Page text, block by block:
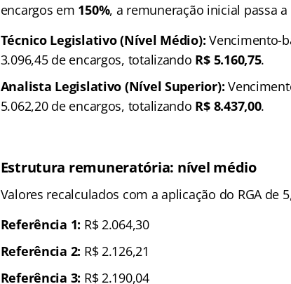
encargos em 150%, a remuneração inicial passa a
Técnico Legislativo (Nível Médio): Vencimento-
3.096,45 de encargos, totalizando R$ 5.160,75.
Analista Legislativo (Nível Superior):
5.062,20 de encargos, totalizando R$ 8.437,00.
Estrutura remuneratória: nível médio
Valores recalculados com a aplicação do RGA de
Referência 1: R$ 2.064,30
Referência 2: R$ 2.126,21
Referência 3: R$ 2.190,04